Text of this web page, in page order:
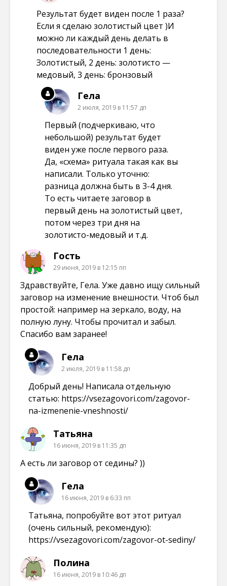
Результат будет виден после 1 раза?
Если я сделаю золотистый цвет )И
можно ли каждый день делать в
последовательности 1 день:
Золотистый, 2 день: золотисто —
медовый, 3 день: бронзовый
Гела
2 июля, 2019 в 11:57 дп
Первый (подчеркиваю, что
небольшой) результат будет
виден уже после первого раза.
Да, «схема» ритуала такая как вы
написали. Только уточню:
разница должна быть в 3-4 дня.
То есть читаете заговор в
первый день на золотистый цвет,
потом через три дня на
золотисто-медовый и т.д.
Гость
29 июня, 2019 в 12:15 пп
Здравствуйте, Гела. Уже давно ищу сильный
заговор на изменение внешности. Чтоб был
простой: например на зеркало, воду, на
полную луну. Чтобы прочитал и забыл.
Спасибо вам заранее!
Гела
2 июля, 2019 в 11:58 дп
Добрый день! Написала отдельную
статью: https://vsezagovori.com/zagovor-
na-izmenenie-vneshnosti/
Татьяна
16 июня, 2019 в 11:35 дп
А есть ли заговор от седины? ))
Гела
16 июня, 2019 в 6:33 пп
Татьяна, попробуйте вот этот ритуал
(очень сильный, рекомендую):
https://vsezagovori.com/zagovor-ot-sediny/
Полина
16 июня, 2019 в 10:46 дп